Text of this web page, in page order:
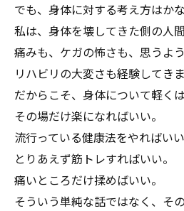
でも、身体に対する考え方はかな
私は、身体を壊してきた側の人間
痛みも、ケガの怖さも、思うよ
リハビリの大変さも経験してきま
だからこそ、身体について軽く
その場だけ楽になればいい。
流行っている健康法をやればいい
とりあえず筋トレすればいい。
痛いところだけ揉めばいい。
そういう単純な話ではなく、そ